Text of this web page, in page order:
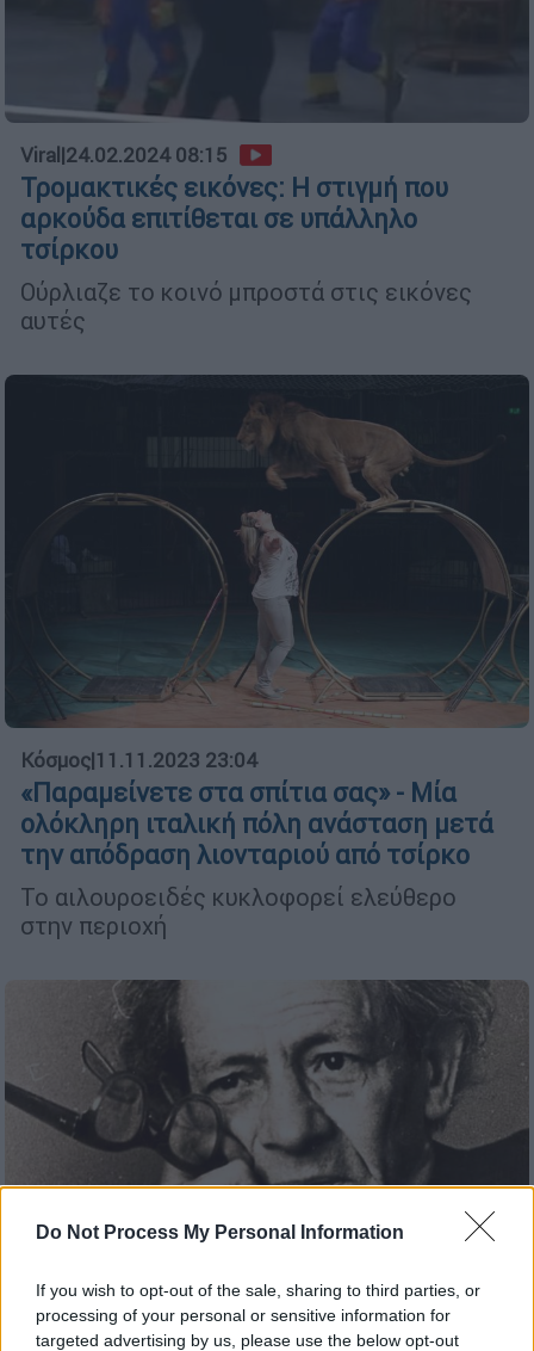
Do Not Process My Personal Information
If you wish to opt-out of the sale, sharing to third parties, or
processing of your personal or sensitive information for
targeted advertising by us, please use the below opt-out
Viral |24.02.2024 08:15
Τρομακτικές εικόνες: Η στιγμή που
αρκούδα επιτίθεται σε υπάλληλο
τσίρκου
Ούρλιαζε το κοινό μπροστά στις εικόνες
αυτές
Κόσμος|11.11.2023 23:04
«Παραμείνετε στα σπίτια σας» - Μία
ολόκληρη ιταλική πόλη ανάσταση μετά
την απόδραση λιονταριού από τσίρκο
Το αιλουροειδές κυκλοφορεί ελεύθερο
στην περιοχή